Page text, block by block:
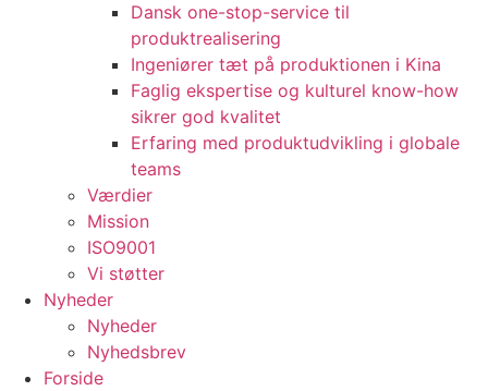
Dansk one-stop-service til
produktrealisering
Ingeniører tæt på produktionen i Kina
Faglig ekspertise og kulturel know-how
sikrer god kvalitet
Erfaring med produktudvikling i globale
teams
Værdier
Mission
ISO9001
Vi støtter
Nyheder
Nyheder
Nyhedsbrev
Forside